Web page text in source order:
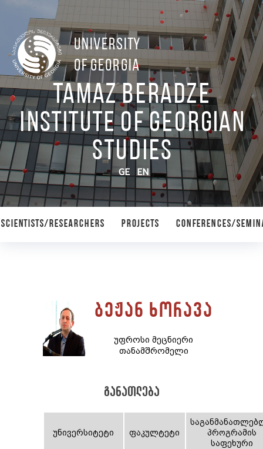
UNIVERSITY
OF GEORGIA
Tamaz Beradze
Institute of Georgian
Studies
GE EN
SCIENTISTS/RESEARCHERS PROJECTS CONFERENCES/
ბეჟან ხორავა
უფროსი მეცნიერი
თანამშრომელი
განათლება
უნივერსიტეტი ფაკულტეტი
პროგრამის
საფეხური